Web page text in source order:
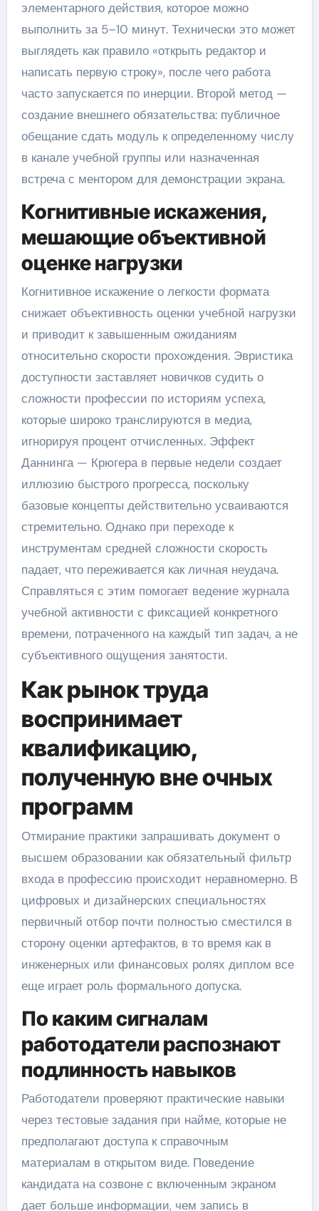
элементарного действия, которое можно
выполнить за 5–10 минут. Технически это может
выглядеть как правило «открыть редактор и
написать первую строку», после чего работа
часто запускается по инерции. Второй метод —
создание внешнего обязательства: публичное
обещание сдать модуль к определенному числу
в канале учебной группы или назначенная
встреча с ментором для демонстрации экрана.
Когнитивные искажения,
мешающие объективной
оценке нагрузки
Когнитивное искажение о легкости формата
снижает объективность оценки учебной нагрузки
и приводит к завышенным ожиданиям
относительно скорости прохождения. Эвристика
доступности заставляет новичков судить о
сложности профессии по историям успеха,
которые широко транслируются в медиа,
игнорируя процент отчисленных. Эффект
Даннинга — Крюгера в первые недели создает
иллюзию быстрого прогресса, поскольку
базовые концепты действительно усваиваются
стремительно. Однако при переходе к
инструментам средней сложности скорость
падает, что переживается как личная неудача.
Справляться с этим помогает ведение журнала
учебной активности с фиксацией конкретного
времени, потраченного на каждый тип задач, а не
субъективного ощущения занятости.
Как рынок труда
воспринимает
квалификацию,
полученную вне очных
программ
Отмирание практики запрашивать документ о
высшем образовании как обязательный фильтр
входа в профессию происходит неравномерно. В
цифровых и дизайнерских специальностях
первичный отбор почти полностью сместился в
сторону оценки артефактов, в то время как в
инженерных или финансовых ролях диплом все
еще играет роль формального допуска.
По каким сигналам
работодатели распознают
подлинность навыков
Работодатели проверяют практические навыки
через тестовые задания при найме, которые не
предполагают доступа к справочным
материалам в открытом виде. Поведение
кандидата на созвоне с включенным экраном
дает больше информации, чем запись в